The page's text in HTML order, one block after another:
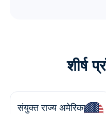
शीर्ष
संयुक्त राज्य अमेरिका